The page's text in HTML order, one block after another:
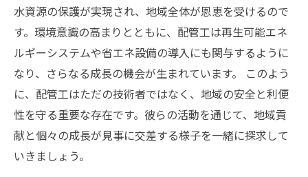
水資源の保護が実現され、地域全体が恩恵を受けるので
す。環境意識の高まりとともに、配管工は再生可能エネ
ルギーシステムや省エネ設備の導入にも関与するように
なり、さらなる成長の機会が生まれています。 このよう
に、配管工はただの技術者ではなく、地域の安全と利便
性を守る重要な存在です。彼らの活動を通じて、地域貢
献と個々の成長が見事に交差する様子を一緒に探求して
いきましょう。